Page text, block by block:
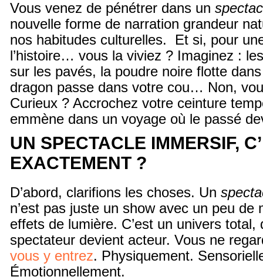
Vous venez de pénétrer dans un
nouvelle forme de narration grandeur
nos habitudes culturelles. Et si, pour
l’histoire… vous la viviez ? Imaginez :
sur les pavés, la poudre noire flotte dans
dragon passe dans votre cou… Non,
Curieux ? Accrochez votre ceinture
emmène dans un voyage où le passé
UN SPECTACLE IMMERSIF,
EXACTEMENT ?
D’abord, clarifions les choses. Un
n’est pas juste un show avec un peu de
effets de lumière. C’est un univers total,
spectateur devient acteur. Vous ne
vous y entrez. Physiquement.
Émotionnellement.